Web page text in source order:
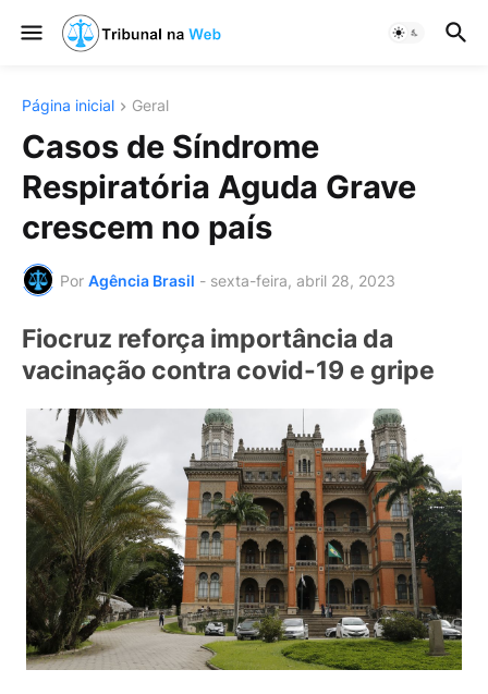
Página inicial Geral
Casos de Síndrome
Respiratória Aguda Grave
crescem no país
Por Agência Brasil - sexta-feira, abril 28, 2023
Fiocruz reforça importância da
vacinação contra covid-19 e gripe